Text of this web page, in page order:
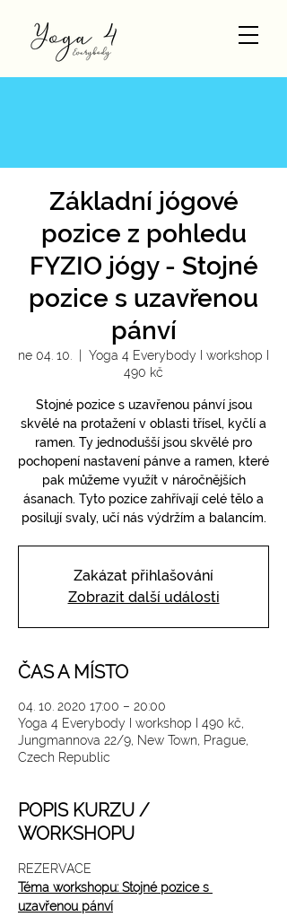
Základní jógové
pozice z pohledu
FYZIO jógy - Stojné
pozice s uzavřenou
pánví
ne 04. 10.
Yoga 4 Everybody I workshop I
490 kč
Stojné pozice s uzavřenou pánví jsou
skvělé na protažení v oblasti třísel, kyčlí a
ramen. Ty jednodušší jsou skvělé pro
pochopení nastavení pánve a ramen, které
pak můžeme využít v náročnějších
ásanach. Tyto pozice zahřívají celé tělo a
posilují svaly, učí nás výdržím a balancím.
Zakázat přihlašování
Zobrazit další události
ČAS A MÍSTO
04. 10. 2020 17:00 – 20:00
Yoga 4 Everybody I workshop I 490 kč,
Jungmannova 22/9, New Town, Prague,
Czech Republic
POPIS KURZU /
WORKSHOPU
REZERVACE
Téma workshopu: Stojné pozice s
uzavřenou pánví